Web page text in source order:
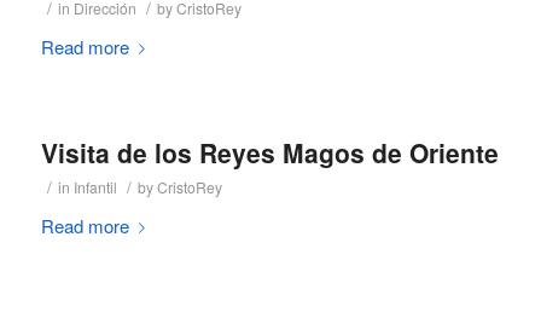
/ in Dirección / byCristoRey
Read more
Visita de los Reyes Magos de Oriente
/ in Infantil / byCristoRey
Read more